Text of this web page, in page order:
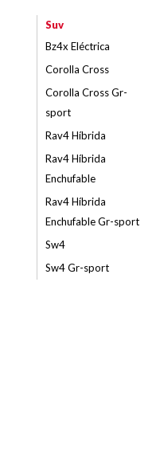
Suv
Bz4x Eléctrica
Corolla Cross
Corolla Cross Gr-
sport
Rav4 Híbrida
Rav4 Híbrida
Enchufable
Rav4 Híbrida
Enchufable Gr-sport
Sw4
Sw4 Gr-sport